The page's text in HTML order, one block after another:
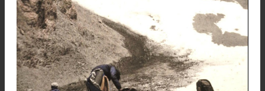
frenó una nevada a los 5.600 metros de altura.
intento de 1984 iban con mejores
Después de una gran caminata y el inicio
escalada, lograron hacer cumbre ya casi al
noche.